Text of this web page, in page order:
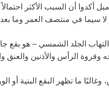
أكدوا أن السبب الأكثر
لا سيما في منتصف العمر وما
التهاب الجلد الشمسي – هو
الرأس والأذنين والعنق
ما تظهر البقع البنية أو